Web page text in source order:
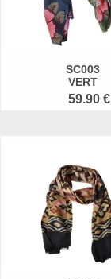
SC003
VERT
59.90 €